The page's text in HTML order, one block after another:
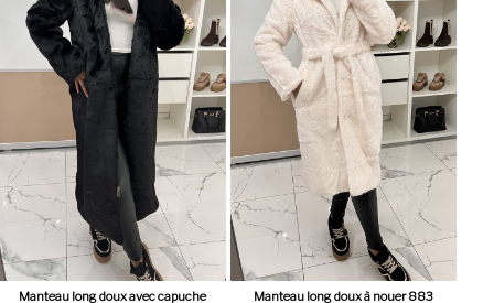
Manteau long doux avec capuche
Manteau long doux à nouer 883